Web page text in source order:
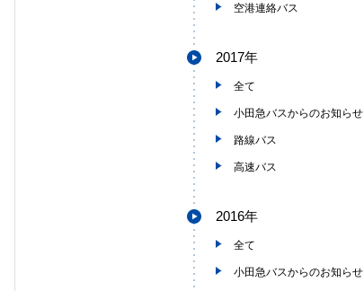
空港連絡バス
2017年
全て
小田急バスからのお知らせ
路線バス
高速バス
2016年
全て
小田急バスからのお知らせ